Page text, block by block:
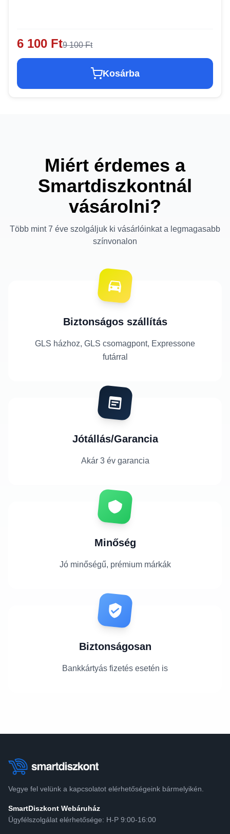
6 100 Ft9 100 Ft
Kosárba
Miért érdemes a
Smartdiszkontnál
vásárolni?
Több mint 7 éve szolgáljuk ki vásárlóinkat a legmagasabb
színvonalon
Biztonságos szállítás
GLS házhoz, GLS csomagpont, Expressone
futárral
Jótállás/Garancia
Akár 3 év garancia
Minőség
Jó minőségű, prémium márkák
Biztonságosan
Bankkártyás fizetés esetén is
Vegye fel velünk a kapcsolatot elérhetőségeink bármelyikén.
SmartDiszkont Webáruház
Ügyfélszolgálat elérhetősége: H-P 9:00-16:00